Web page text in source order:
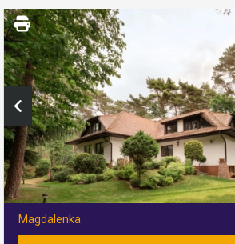
Magdalenka